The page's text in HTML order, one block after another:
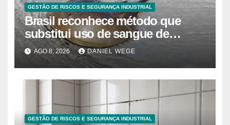
GESTÃO DE RISCOS E SEGURANÇA INDUSTRIAL
Brasil reconhece método que
substitui uso de sangue de
caranguejo-ferradura em testes
farmacêuticos
AGO 8, 2026 DANIEL WEGE
GESTÃO DE RISCOS E SEGURANÇA INDUSTRIAL